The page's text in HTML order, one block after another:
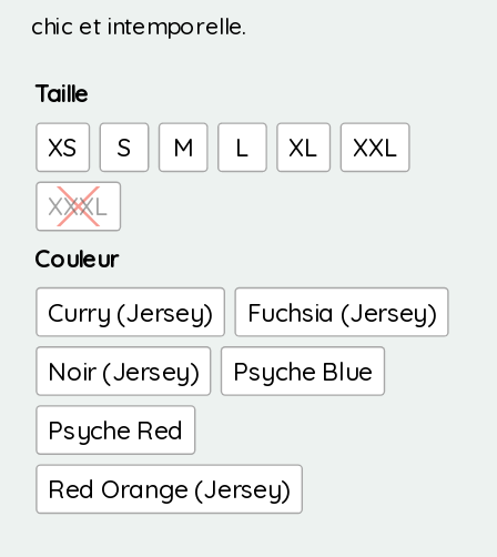
chic et intemporelle.
Taille
XS S M L XL
XXL
XXXL
Couleur
Curry (Jersey)
Fuchsia (Jersey)
Noir (Jersey)
Psyche Blue
Psyche Red
Red Orange (Jersey)